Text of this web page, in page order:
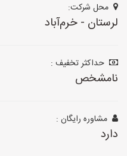
محل شرکت:
لرستان - خرم‌آباد
حداکثر تخفیف :
نامشخص
مشاوره رایگان :
دارد